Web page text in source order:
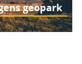
geopark